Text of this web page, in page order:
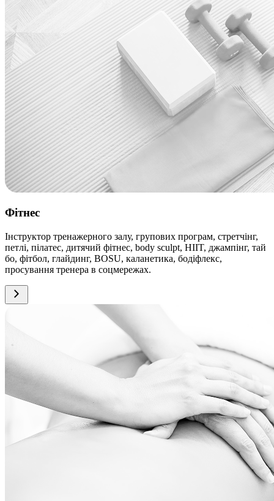
Фітнес
Інструктор тренажерного залу, групових програм, стретчінг,
петлі, пілатес, дитячий фітнес, body sculpt, HIIT, джампінг, тай
бо, фітбол, глайдинг, BOSU, каланетика, бодіфлекс,
просування тренера в соцмережах.